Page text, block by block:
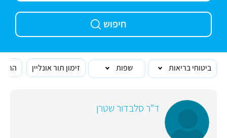
חיפוש
ביטוחי בריאות שפות זימון תור אונליין
ד"ר סלבדור שטרן